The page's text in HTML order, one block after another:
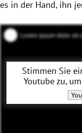
es in der Hand, ihn
Stimmen Sie
Youtubezu,